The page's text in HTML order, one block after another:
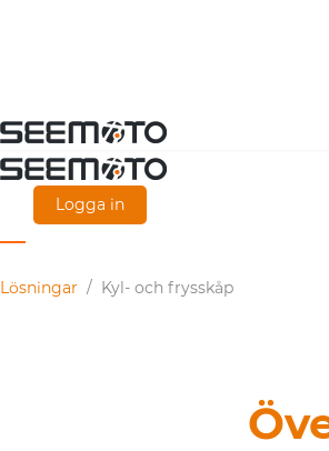
Gå
direkt
huvudinnehållet
Logga in
Lösningar / Kyl- och frysskåp